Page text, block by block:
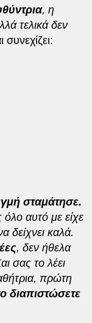
, η
τελικά δεν
σταμάτησε.
αυτό με είχε
δείχνει καλά.
, δεν ήθελα
σας το λέει
πρώτη
διαπιστώσετε